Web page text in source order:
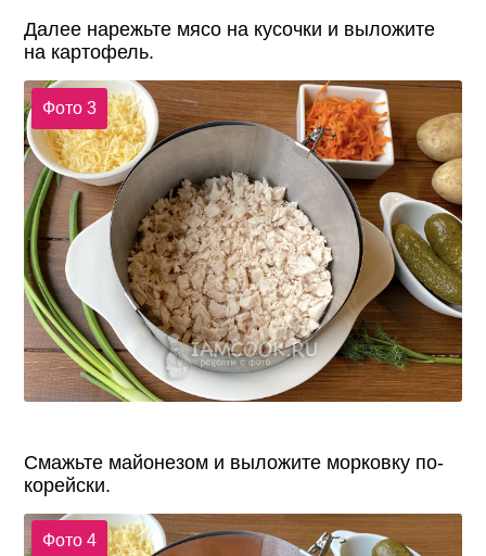
Далее нарежьте мясо на кусочки и выложите
на картофель.
Фото 3
Смажьте майонезом и выложите морковку по-
корейски.
Фото 4